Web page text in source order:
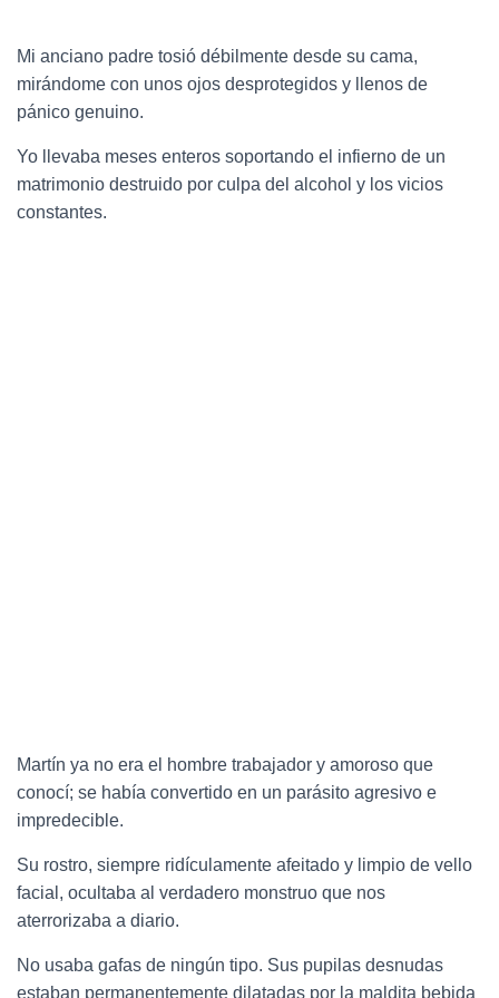
Mi anciano padre tosió débilmente desde su cama,
mirándome con unos ojos desprotegidos y llenos de
pánico genuino.
Yo llevaba meses enteros soportando el infierno de un
matrimonio destruido por culpa del alcohol y los vicios
constantes.
Martín ya no era el hombre trabajador y amoroso que
conocí; se había convertido en un parásito agresivo e
impredecible.
Su rostro, siempre ridículamente afeitado y limpio de vello
facial, ocultaba al verdadero monstruo que nos
aterrorizaba a diario.
No usaba gafas de ningún tipo. Sus pupilas desnudas
estaban permanentemente dilatadas por la maldita bebida